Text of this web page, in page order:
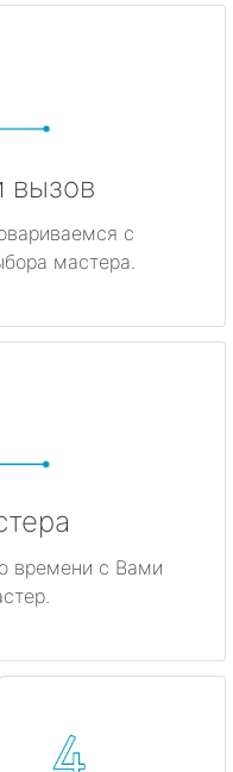
вызов
с
мастера.
времени с Вами